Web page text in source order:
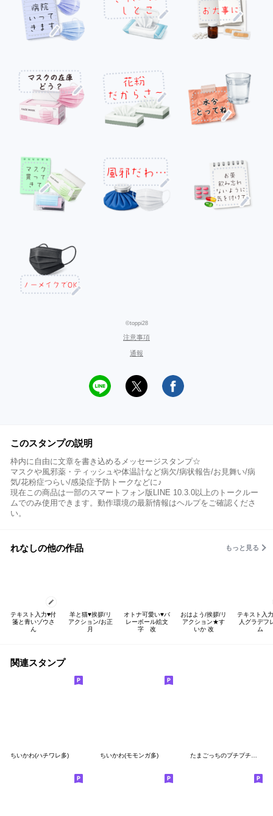
©toppi28
注意事項
通報
このスタンプの説明
枠内に自由に文章を書き込めるメッセージスタンプ☆
マスクや風邪薬・ティッシュや体温計など病欠/病状報告/お見舞い/病
気/花粉症つらい/感染症予防トークなどに♪
現在この商品は一部のスマートフォン版LINE 10.3.0以上のトークルー
ムでのみ使用できます。動作環境の最新情報はヘルプをご確認くださ
い。
れなしの他の作品 もっと見る
テキスト入力♥️付
箋と青いゾウさ
ん
羊と猫♥️挨拶/リ
アクション/お正
月
オトナ可愛い♥️バ
レーボール絵文
字 改
おはよう/挨拶/リ
アクション★す
いか 改
テキスト入
人グラデフ
ム
関連スタンプ
ちいかわ(ハチワレ多) ちいかわ(モモンガ多) たまごっちのプチプチおみせっち